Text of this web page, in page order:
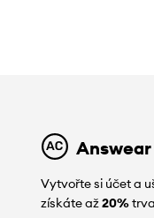
Vytvořte si účet a
získáte až20%